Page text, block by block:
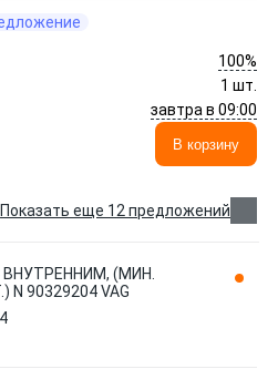
100%
1 шт.
завтра в 09:00
В корзину
Показать еще 12 предложений
ВНУТРЕННИМ, (МИН.
90329204 VAG